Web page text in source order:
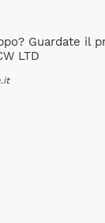
Guardate il
LTD